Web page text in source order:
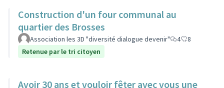
Construction d'un four communal au
quartier des Brosses
Association les 3D "diversité dialogue devenir" 4
8
Retenue par le tri citoyen
Avoir 30 ans et vouloir fêter avec vous une